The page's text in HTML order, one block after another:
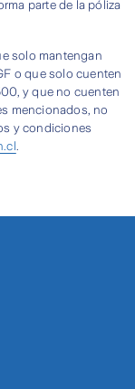
parte de la póliza
solo mantengan
o que solo cuenten
y que no cuenten
mencionados, no
y condiciones
.